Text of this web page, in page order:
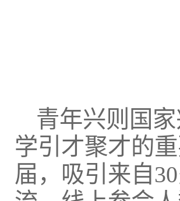
青年兴则国
学引才聚才的
届，吸引来自